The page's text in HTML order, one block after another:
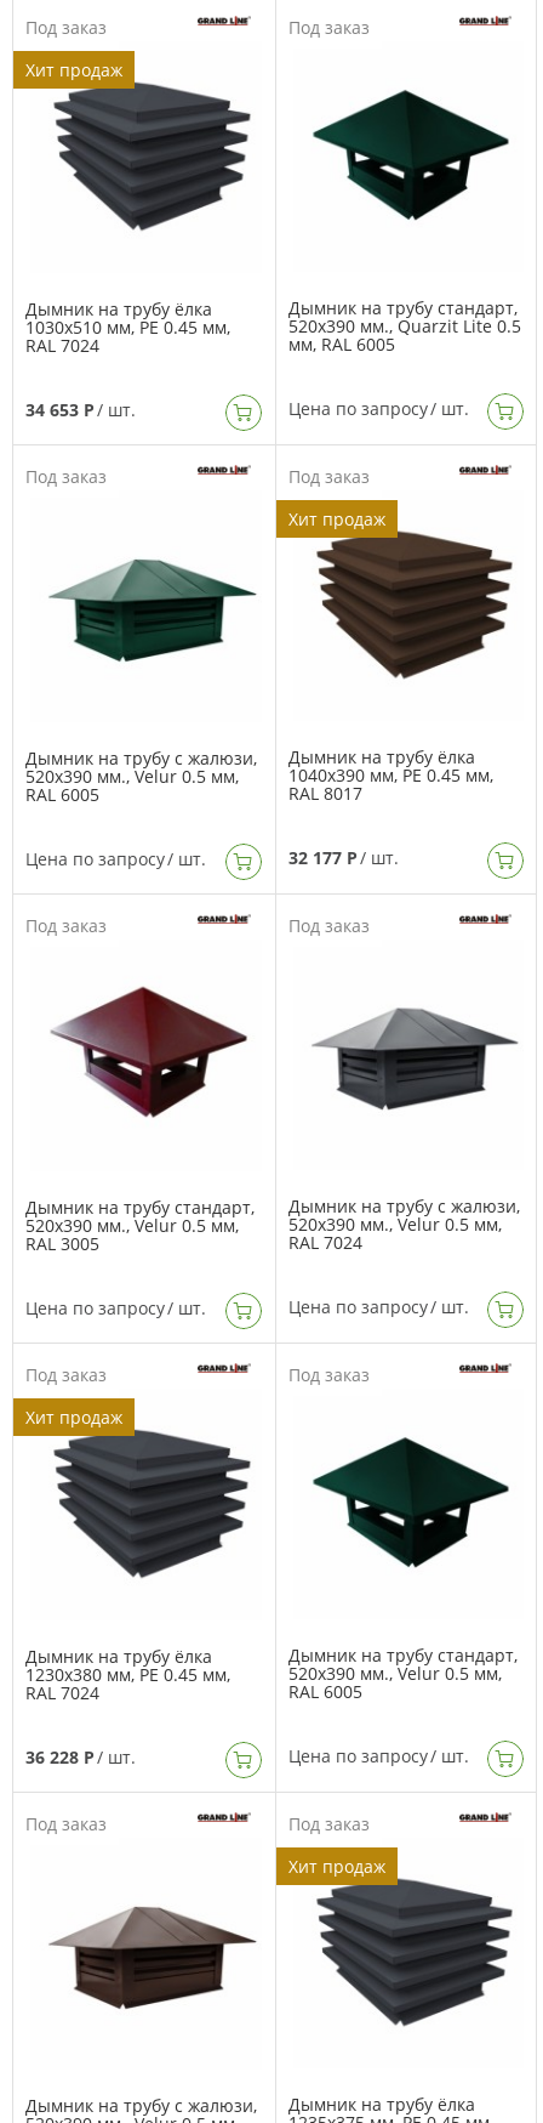
Под заказ
Хит продаж
Дымник на трубу ёлка
1030х510 мм, PE 0.45 мм,
RAL 7024
34 653 Р/ шт.
Под заказ
Дымник на трубу стандарт,
520х390 мм., Quarzit Lite 0.5
мм, RAL 6005
Цена по запросу/ шт.
Под заказ
Дымник на трубу с жалюзи,
520х390 мм., Velur 0.5 мм,
RAL 6005
Цена по запросу/ шт.
Под заказ
Хит продаж
Дымник на трубу ёлка
1040х390 мм, PE 0.45 мм,
RAL 8017
32 177 Р/ шт.
Под заказ
Дымник на трубу стандарт,
520х390 мм., Velur 0.5 мм,
RAL 3005
Цена по запросу/ шт.
Под заказ
Дымник на трубу с жалюзи,
520х390 мм., Velur 0.5 мм,
RAL 7024
Цена по запросу/ шт.
Под заказ
Хит продаж
Дымник на трубу ёлка
1230х380 мм, PE 0.45 мм,
RAL 7024
36 228 Р/ шт.
Под заказ
Дымник на трубу стандарт,
520х390 мм., Velur 0.5 мм,
RAL 6005
Цена по запросу/ шт.
Под заказ
Дымник на трубу с жалюзи,
Под заказ
Хит продаж
Дымник на трубу ёлка